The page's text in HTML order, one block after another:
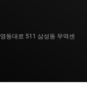
동대로 511 삼성동 무역센